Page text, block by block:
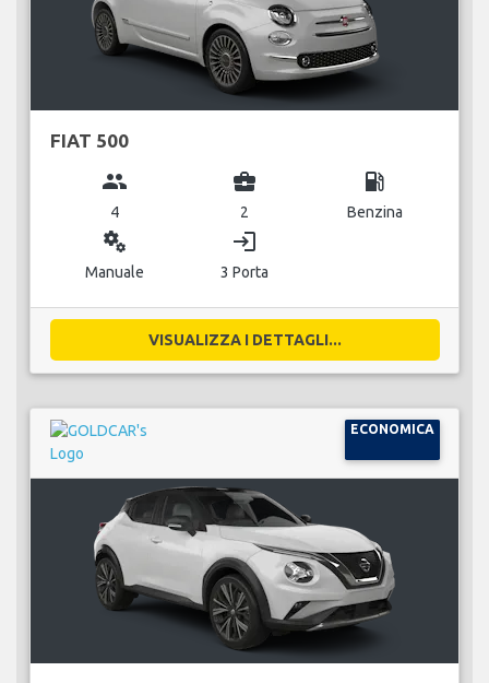
FIAT 500
group
4
business_center
2
local_gas_station
Benzina
miscellaneous_services
Manuale
login
3 Porta
VISUALIZZA I DETTAGLI...
ECONOMICA